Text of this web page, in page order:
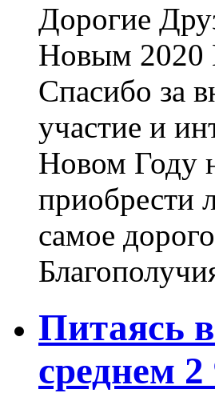
Дорогие
Новым 2020
Спасибо за
участие и
Новом Году
приобрести
самое
Питаясь
среднем